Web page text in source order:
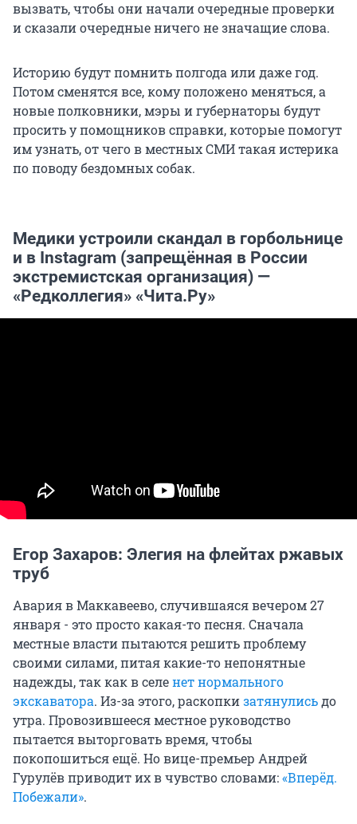
вызвать, чтобы они начали очередные проверки
и сказали очередные ничего не значащие слова.
Историю будут помнить полгода или даже год.
Потом сменятся все, кому положено меняться, а
новые полковники, мэры и губернаторы будут
просить у помощников справки, которые помогут
им узнать, от чего в местных СМИ такая истерика
по поводу бездомных собак.
Медики устроили скандал в горбольнице
и в Instagram (запрещённая в России
экстремистская организация) —
«Редколлегия» «Чита.Ру»
Егор Захаров: Элегия на флейтах ржавых
труб
Авария в Маккавеево, случившаяся вечером 27
января - это просто какая-то песня. Сначала
местные власти пытаются решить проблему
своими силами, питая какие-то непонятные
надежды, так как в селенет нормального
экскаватора. Из-за этого, раскопкизатянулисьдо
утра. Провозившееся местное руководство
пытается выторговать время, чтобы
покопошиться ещё. Но вице-премьер Андрей
Гурулёв приводит их в чувство словами:«Вперёд.
Побежали».